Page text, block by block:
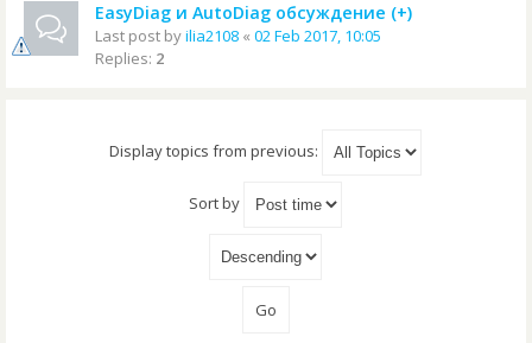
EasyDiag и AutoDiag обсуждение (+)
Last post byilia2108 « 02 Feb 2017, 10:05
Replies: 2
Display topics from previous:
Sort by